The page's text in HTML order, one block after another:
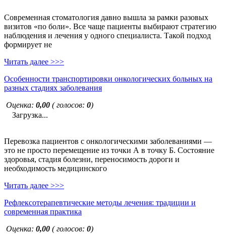
Современная стоматология давно вышла за рамки разовых
визитов «по боли». Все чаще пациенты выбирают стратегию
наблюдения и лечения у одного специалиста. Такой подход
формирует не
Читать далее >>>
Особенности транспортировки онкологических больных на
разных стадиях заболевания
Оценка: 0,00 ( голосов: 0)
Загрузка...
Перевозка пациентов с онкологическими заболеваниями —
это не просто перемещение из точки А в точку Б. Состояние
здоровья, стадия болезни, переносимость дороги и
необходимость медицинского
Читать далее >>>
Рефлексотерапевтические методы лечения: традиции и
современная практика
Оценка: 0,00 ( голосов: 0)